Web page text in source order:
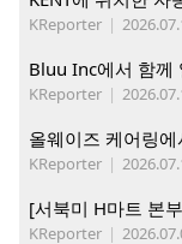
KReporter |
Bluu Inc에서 함께
KReporter |
올웨이즈 케어링
KReporter |
KReporter |